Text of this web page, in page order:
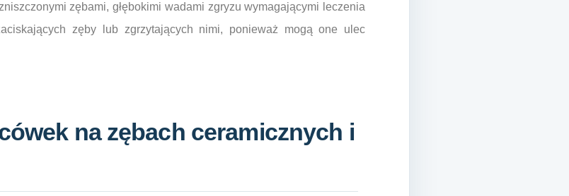
zębami, głębokimi wadami zgryzu wymagającymi leczenia
zęby lub zgrzytających nimi, ponieważ mogą one ulec
na zębach ceramicznych i